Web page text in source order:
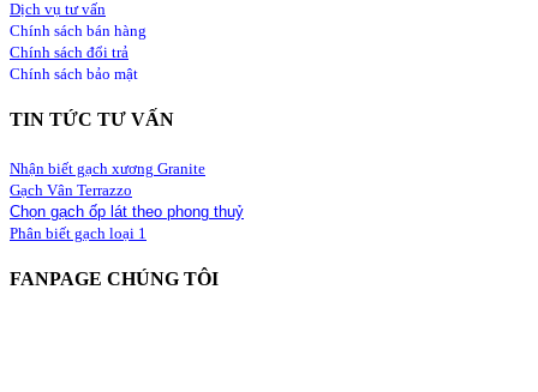
Dịch vụ tư vấn
Chính sách bán hàng
Chính sách đổi trả
Chính sách bảo mật
TIN TỨC TƯ VẤN
Nhận biết gạch xương Granite
Gạch Vân Terrazzo
Chọn gạch ốp lát theo phong thuỷ
Phân biết gạch loại 1
FANPAGE CHÚNG TÔI